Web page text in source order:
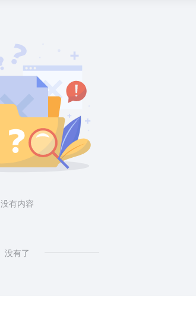
没有内容
没有了